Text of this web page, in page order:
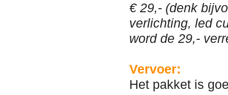
€ 29,- (denk
verlichting, led
word de 29,-
Vervoer:
Het pakket is